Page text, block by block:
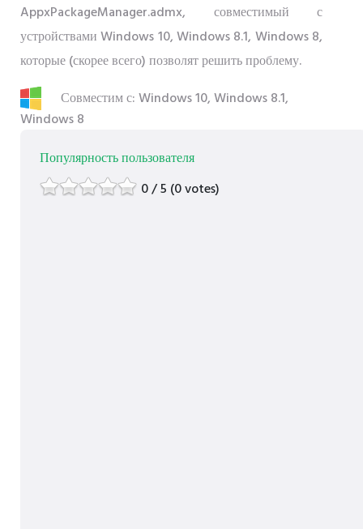
AppxPackageManager.admx, совместимый с
устройствами Windows 10, Windows 8.1, Windows 8,
которые (скорее всего) позволят решить проблему.
Совместим с: Windows 10, Windows 8.1,
Windows 8
Популярность пользователя
0 / 5 (0 votes)